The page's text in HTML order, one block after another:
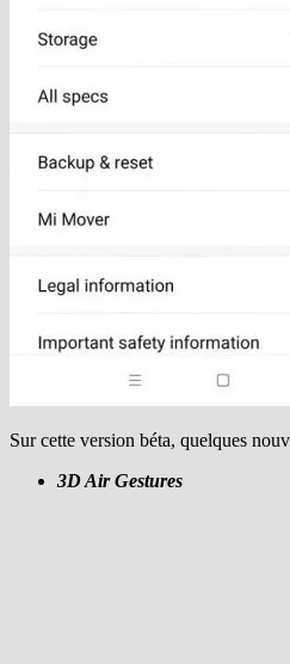
Sur cette version béta, quelques
3D Air Gestures